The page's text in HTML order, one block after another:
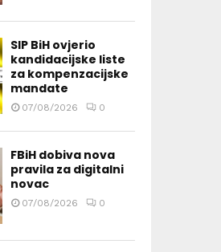
SIP BiH ovjerio
kandidacijske liste
za kompenzacijske
mandate
07/08/2026 0
FBiH dobiva nova
pravila za digitalni
novac
07/08/2026 0